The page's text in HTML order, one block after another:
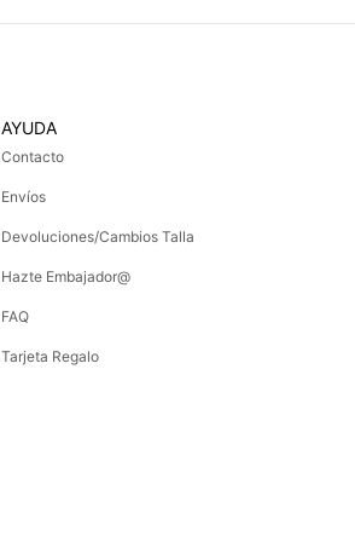
AYUDA
Contacto
Envíos
Devoluciones/Cambios Talla
Hazte Embajador@
FAQ
Tarjeta Regalo